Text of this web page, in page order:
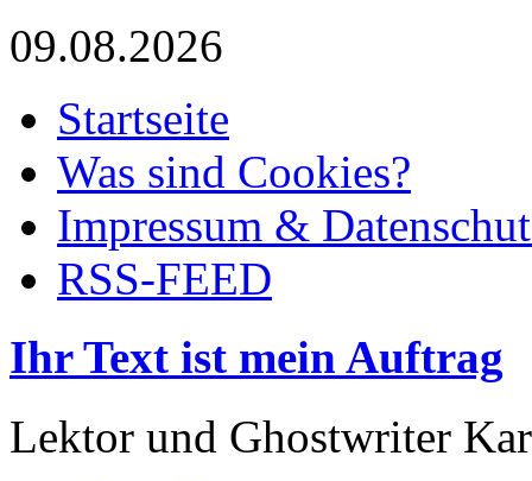
09.08.2026
Startseite
Was sind Cookies?
Impressum &
RSS-FEED
Ihr Text ist mein Auftrag
Lektor und Ghostwriter